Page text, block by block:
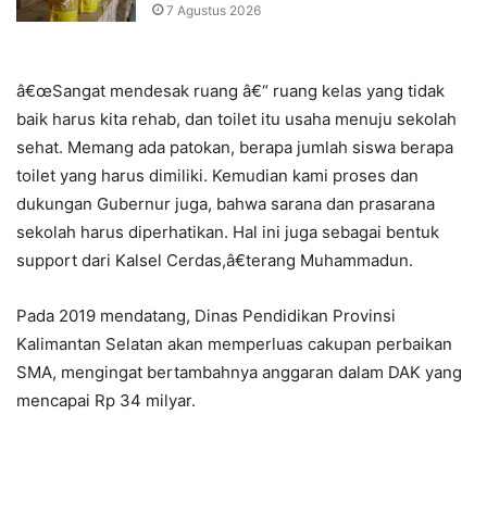
7 Agustus 2026
â€œSangat mendesak ruang â€“ ruang kelas yang tidak
baik harus kita rehab, dan toilet itu usaha menuju sekolah
sehat. Memang ada patokan, berapa jumlah siswa berapa
toilet yang harus dimiliki. Kemudian kami proses dan
dukungan Gubernur juga, bahwa sarana dan prasarana
sekolah harus diperhatikan. Hal ini juga sebagai bentuk
support dari Kalsel Cerdas,â€terang Muhammadun.
Pada 2019 mendatang, Dinas Pendidikan Provinsi
Kalimantan Selatan akan memperluas cakupan perbaikan
SMA, mengingat bertambahnya anggaran dalam DAK yang
mencapai Rp 34 milyar.